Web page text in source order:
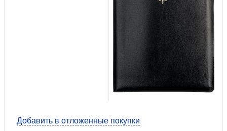
Добавить в отложенные покупки